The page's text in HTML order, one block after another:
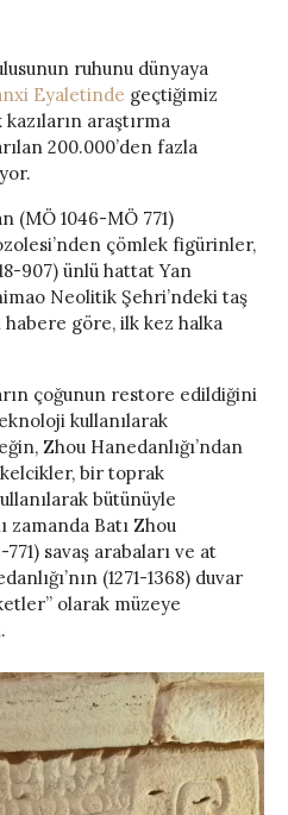
ruhunu dünyaya
Eyaletinde geçtiğimiz
araştırma
200.000’den fazla
(MÖ 1046-MÖ 771)
çömlek figürinler,
907) ünlü hattat Yan
Neolitik Şehri’ndeki taş
habere göre, ilk kez halka
çoğunun restore edildiğini
kullanılarak
Zhou Hanedanlığı’ndan
bir toprak
bütünüyle
zamanda Batı Zhou
771) savaş arabaları ve at
(1271-1368) duvar
olarak müzeye